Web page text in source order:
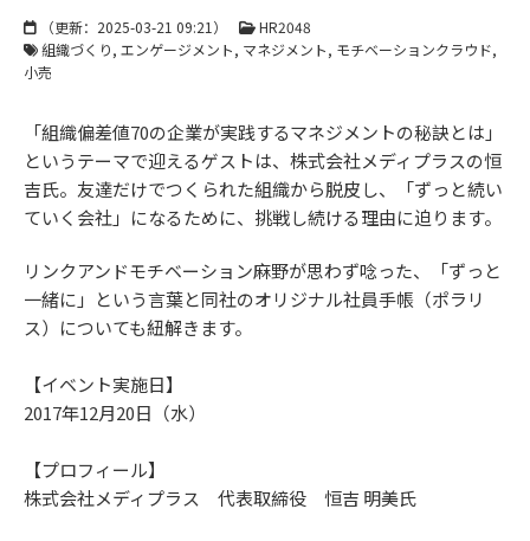
（更新： 2025-03-21 09:21 ）
HR2048
組織づくり エンゲージメント マネジメント モチベーションクラウド
小売
「組織偏差値70の企業が実践するマネジメントの秘訣とは」
というテーマで迎えるゲストは、株式会社メディプラスの恒
吉氏。友達だけでつくられた組織から脱皮し、「ずっと続い
ていく会社」になるために、挑戦し続ける理由に迫ります。
リンクアンドモチベーション麻野が思わず唸った、「ずっと
一緒に」という言葉と同社のオリジナル社員手帳（ポラリ
ス）についても紐解きます。
【イベント実施日】
2017年12月20日（水）
【プロフィール】
株式会社メディプラス 代表取締役 恒吉 明美氏